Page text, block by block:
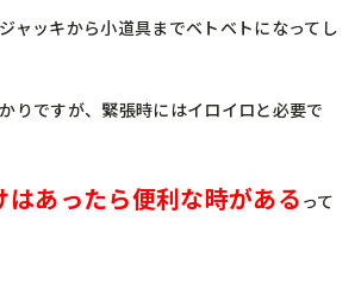
ャッキから小道具までベトベトになってし
りですが、緊張時にはイロイロと必要で
はあったら便利な時がある って